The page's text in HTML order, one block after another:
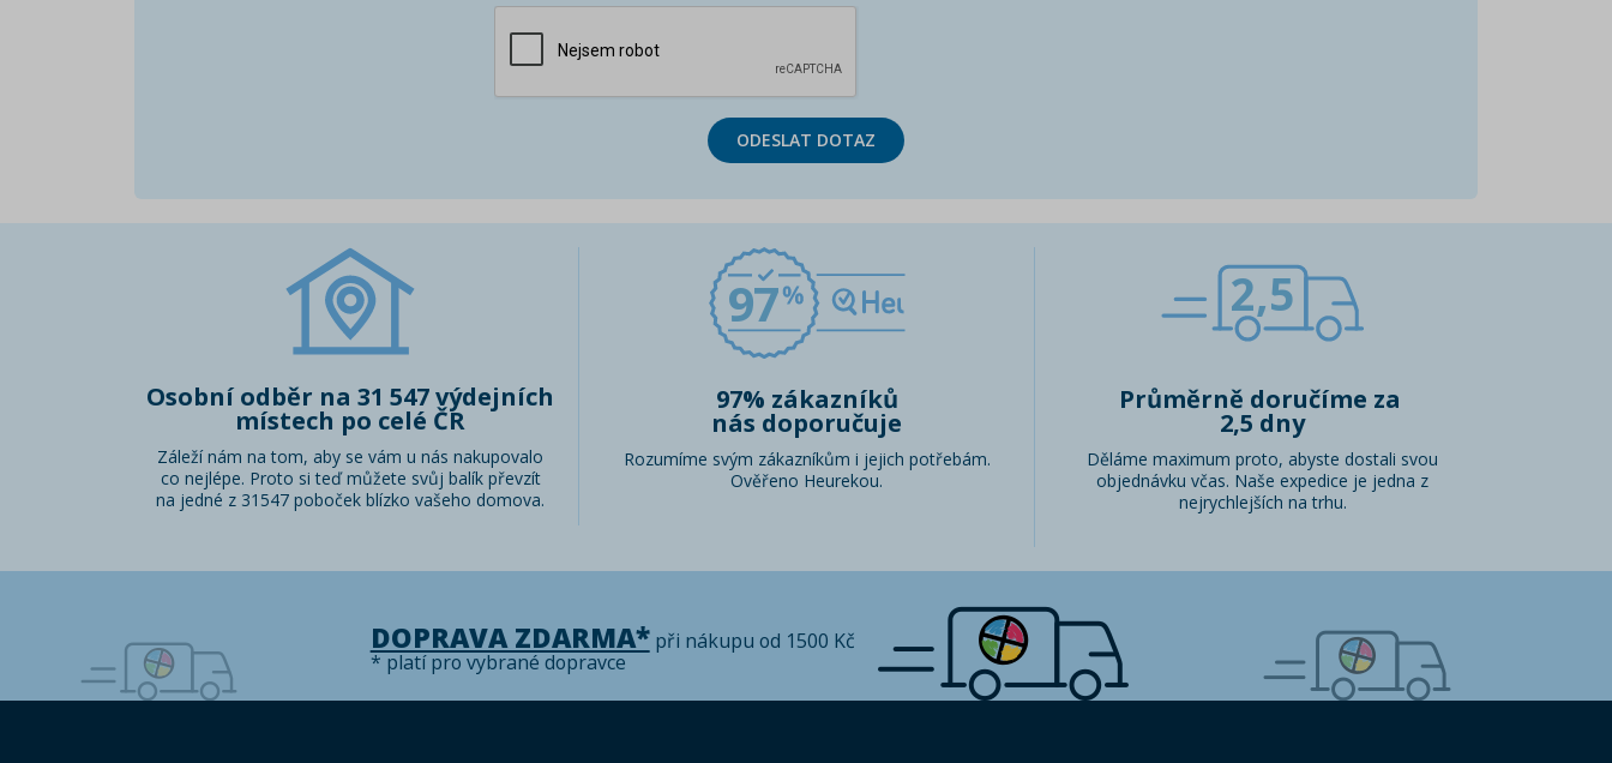
ODESLAT DOTAZ
Osobní odběr na 31 547 výdejních
místech po celé ČR
Záleží nám na tom, aby se vám u nás nakupovalo
co nejlépe. Proto si teď můžete svůj balík převzít
na jedné z 31547 poboček blízko vašeho domova.
97
97% zákazníků
nás doporučuje
Rozumíme svým zákazníkům i jejich potřebám.
Ověřeno Heurekou.
2,5
Průměrně doručíme za
2,5 dny
Děláme maximum proto, abyste dostali svou
objednávku včas. Naše expedice je jedna z
nejrychlejších na trhu.
DOPRAVA ZDARMA*při nákupu od 1500 Kč
* platí pro vybrané dopravce